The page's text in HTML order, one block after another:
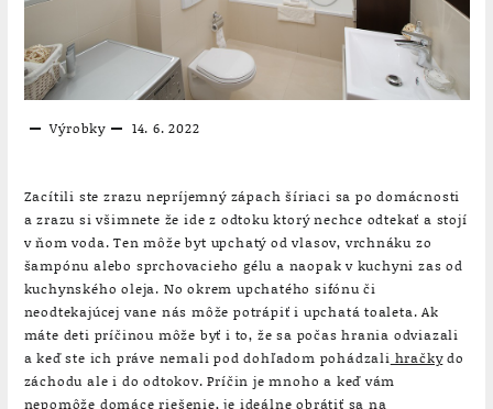
Výrobky 14. 6. 2022
Zacítili ste zrazu nepríjemný zápach šíriaci sa po domácnosti
a zrazu si všimnete že ide z odtoku ktorý nechce odtekať a stojí
v ňom voda. Ten môže byt upchatý od vlasov, vrchnáku zo
šampónu alebo sprchovacieho gélu a naopak v kuchyni zas od
kuchynského oleja. No okrem upchatého sifónu či
neodtekajúcej vane nás môže potrápiť i upchatá toaleta. Ak
máte deti príčinou môže byť i to, že sa počas hrania odviazali
a keď ste ich práve nemali pod dohľadom pohádzali hračkydo
záchodu ale i do odtokov. Príčin je mnoho a keď vám
nepomôže domáce riešenie, je ideálne obrátiť sa na